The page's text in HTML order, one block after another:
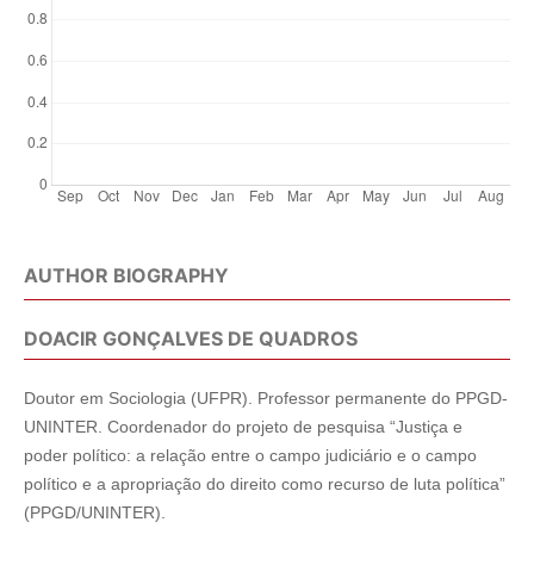
AUTHOR BIOGRAPHY
DOACIR GONÇALVES DE QUADROS
Doutor em Sociologia (UFPR). Professor permanente do PPGD-
UNINTER. Coordenador do projeto de pesquisa “Justiça e
poder político: a relação entre o campo judiciário e o campo
político e a apropriação do direito como recurso de luta política”
(PPGD/UNINTER).